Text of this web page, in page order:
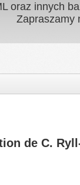
oraz innych
Zapraszamy
de C.